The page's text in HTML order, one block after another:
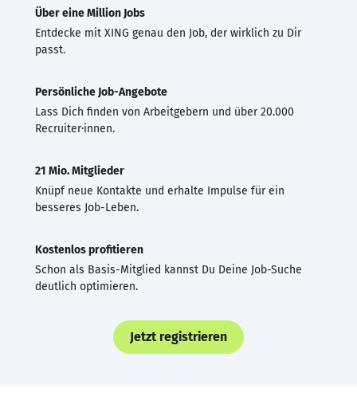
Über eine Million Jobs
Entdecke mit XING genau den Job, der wirklich zu Dir
passt.
Persönliche Job-Angebote
Lass Dich finden von Arbeitgebern und über 20.000
Recruiter·innen.
21 Mio. Mitglieder
Knüpf neue Kontakte und erhalte Impulse für ein
besseres Job-Leben.
Kostenlos profitieren
Schon als Basis-Mitglied kannst Du Deine Job-Suche
deutlich optimieren.
Jetzt registrieren